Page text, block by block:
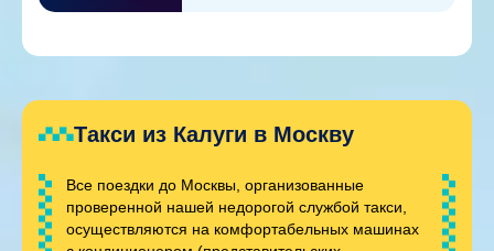
Такси из Калуги в Москву
Все поездки до Москвы, организованные
проверенной нашей недорогой службой такси,
осуществляются на комфортабельных машинах